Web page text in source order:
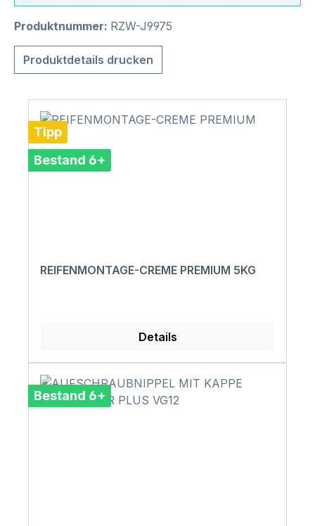
Produktnummer: RZW-J9975
Produktdetails drucken
Tipp
Bestand 6+
REIFENMONTAGE-CREME PREMIUM 5KG
Details
Bestand 6+